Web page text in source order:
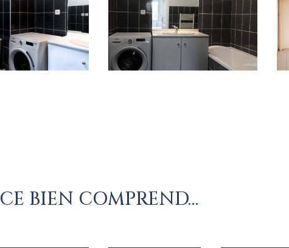
CE BIEN COMPREND…